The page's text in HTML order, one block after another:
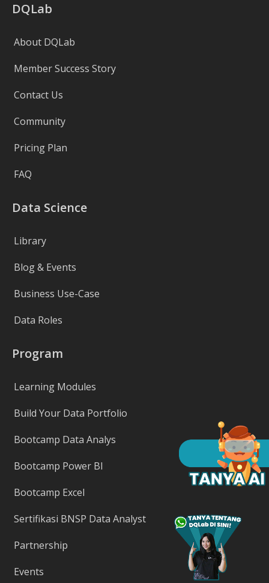
DQLab
About DQLab
Member Success Story
Contact Us
Community
Pricing Plan
FAQ
Data Science
Library
Blog & Events
Business Use-Case
Data Roles
Program
Learning Modules
Build Your Data Portfolio
Bootcamp Data Analys
Bootcamp Power BI
Bootcamp Excel
Sertifikasi BNSP Data Analyst
Partnership
Events